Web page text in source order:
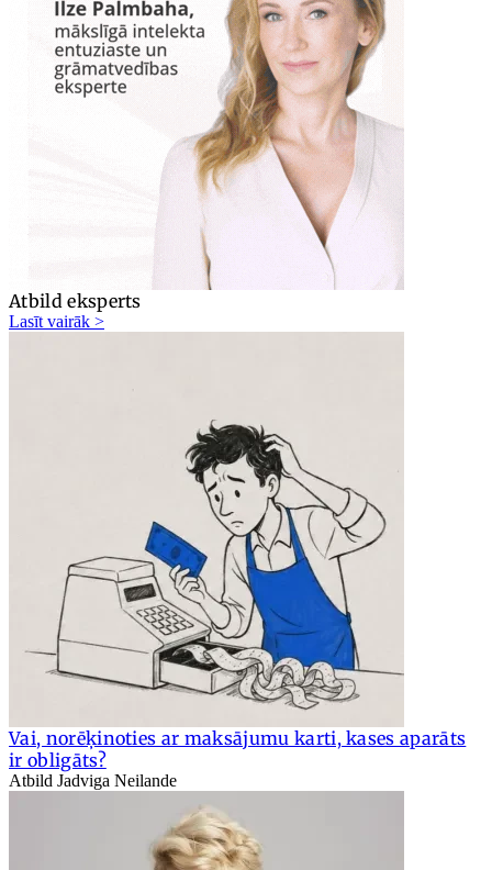
Atbild eksperts
Lasīt vairāk >
Vai, norēķinoties ar maksājumu karti, kases aparāts
ir obligāts?
Atbild Jadviga Neilande